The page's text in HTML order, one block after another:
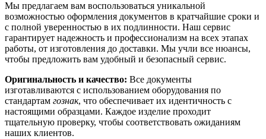
Мы предлагаем вам воспользоваться уникальной
возможностью оформления документов в кратчайшие сроки и
с полной уверенностью в их подлинности. Наш сервис
гарантирует надежность и профессионализм на всех этапах
работы, от изготовления до доставки. Мы учли все нюансы,
чтобы предложить вам удобный и безопасный сервис.
Оригинальность и качество: Все документы
изготавливаются с использованием оборудования по
стандартам гознак, что обеспечивает их идентичность с
настоящими образцами. Каждое изделие проходит
тщательную проверку, чтобы соответствовать ожиданиям
наших клиентов.